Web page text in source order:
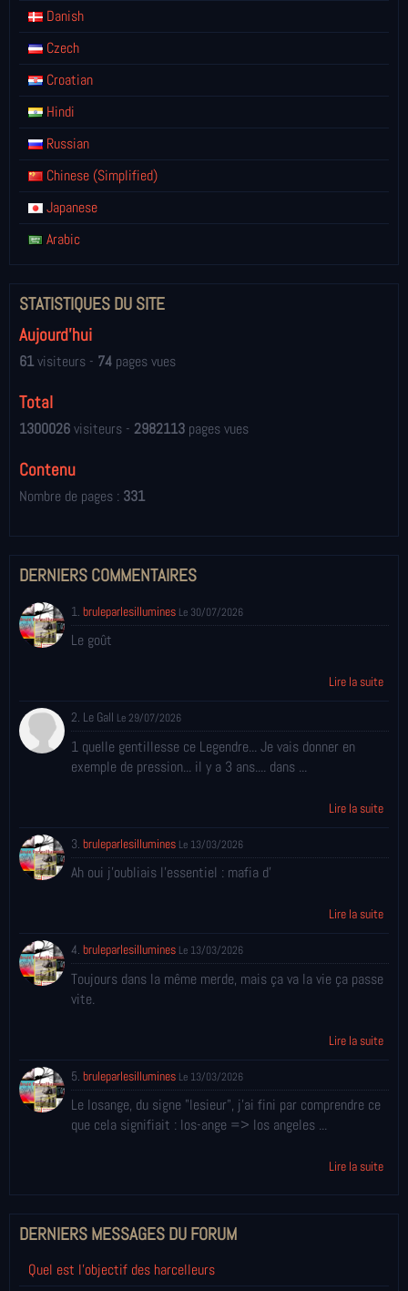
Danish
Czech
Croatian
Hindi
Russian
Chinese (Simplified)
Japanese
Arabic
STATISTIQUES DU SITE
Aujourd'hui
61visiteurs - 74 pages vues
Total
1300026visiteurs - 2982113 pages vues
Contenu
Nombre de pages : 331
DERNIERS COMMENTAIRES
1. bruleparlesillumines Le 30/07/2026
Le goût
Lire la suite
2. Le Gall Le 29/07/2026
1 quelle gentillesse ce Legendre... Je vais donner en
exemple de pression... il y a 3 ans.... dans ...
Lire la suite
3. bruleparlesillumines Le 13/03/2026
Ah oui j'oubliais l'essentiel : mafia d'
Lire la suite
4. bruleparlesillumines Le 13/03/2026
Toujours dans la même merde, mais ça va la vie ça passe
vite.
Lire la suite
5. bruleparlesillumines Le 13/03/2026
Le losange, du signe "lesieur", j'ai fini par comprendre ce
que cela signifiait : los-ange => los angeles ...
Lire la suite
DERNIERS MESSAGES DU FORUM
Quel est l'objectif des harcelleurs